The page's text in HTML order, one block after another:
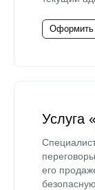
Оформить
Услуга
его